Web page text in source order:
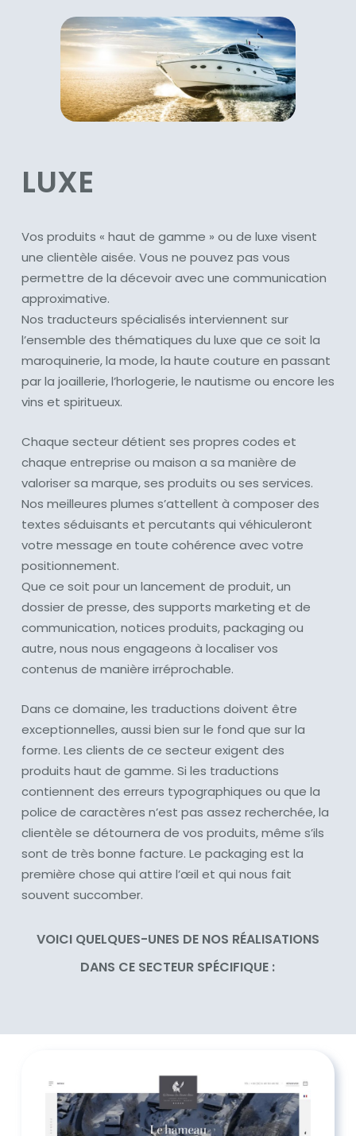
LUXE
Vos produits « haut de gamme » ou de luxe visent
une clientèle aisée. Vous ne pouvez pas vous
permettre de la décevoir avec une communication
approximative.
Nos traducteurs spécialisés interviennent sur
l’ensemble des thématiques du luxe que ce soit la
maroquinerie, la mode, la haute couture en passant
par la joaillerie, l’horlogerie, le nautisme ou encore les
vins et spiritueux.
Chaque secteur détient ses propres codes et
chaque entreprise ou maison a sa manière de
valoriser sa marque, ses produits ou ses services.
Nos meilleures plumes s’attellent à composer des
textes séduisants et percutants qui véhiculeront
votre message en toute cohérence avec votre
positionnement.
Que ce soit pour un lancement de produit, un
dossier de presse, des supports marketing et de
communication, notices produits, packaging ou
autre, nous nous engageons à localiser vos
contenus de manière irréprochable.
Dans ce domaine, les traductions doivent être
exceptionnelles, aussi bien sur le fond que sur la
forme. Les clients de ce secteur exigent des
produits haut de gamme. Si les traductions
contiennent des erreurs typographiques ou que la
police de caractères n’est pas assez recherchée, la
clientèle se détournera de vos produits, même s’ils
sont de très bonne facture. Le packaging est la
première chose qui attire l’œil et qui nous fait
souvent succomber.
VOICI QUELQUES-UNES DE NOS RÉALISATIONS
DANS CE SECTEUR SPÉCIFIQUE :